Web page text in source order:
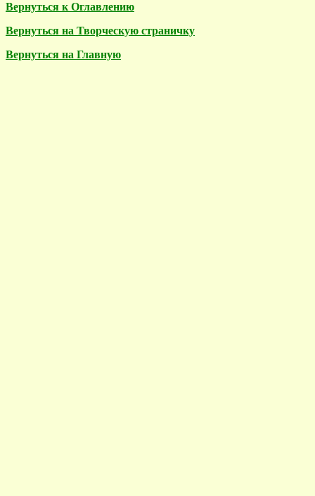
Вернуться к Оглавлению
Вернуться на Творческую страничку
Вернуться на Главную